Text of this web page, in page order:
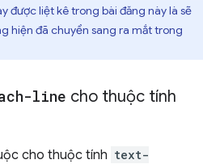
được liệt kê trong bài đăng này là sẽ
hiện đã chuyển sang ra mắt trong
line cho thuộc tính
cho thuộc tính text-